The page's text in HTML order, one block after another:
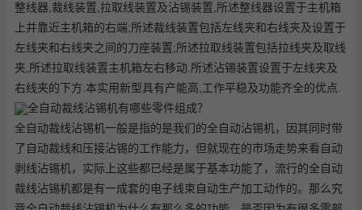
整线器,裁线装置,拉取线装置及沾锡装置,所述整线器设置于主机箱
上并靠近主机箱的右端;所述裁线装置包括左线夹和右线夹及设置于
左线夹和右线夹之间的刀座装置;所述拉取线装置包括拉线夹及取线
夹,所述拉取线装置主机箱左右移动.所述沾锡装置设置于左线夹及
右线夹的下方.本实用新型具有产能高,工作平稳及功能齐全的优点.
全自动裁线沾锡机有哪些零件组成？
全自动裁线沾锡机一般是指的是我们的全自动沾锡机，因其同时带
了自动裁线和压接沾锡的工作能力，但就现在的市场走势来看自动
剥线沾锡机，实际上这些都已经是属于基本功能了，流行的全自动
裁线沾锡机都是有一成套的电子线束自动生产加工动作的。那么究